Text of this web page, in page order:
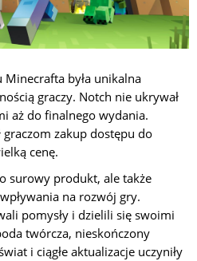
Minecrafta była unikalna
graczy. Notch nie ukrywał
aż do finalnego wydania.
zakup dostępu do
cenę.
surowy produkt, ale także
na rozwój gry.
pomysły i dzielili się swoimi
twórcza, nieskończony
i ciągłe aktualizacje uczyniły